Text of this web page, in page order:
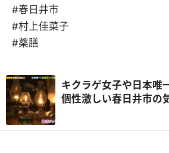
#春日井市
#村上佳菜子
#薬膳
キクラゲ女子や日本唯
個性激しい春日井市の